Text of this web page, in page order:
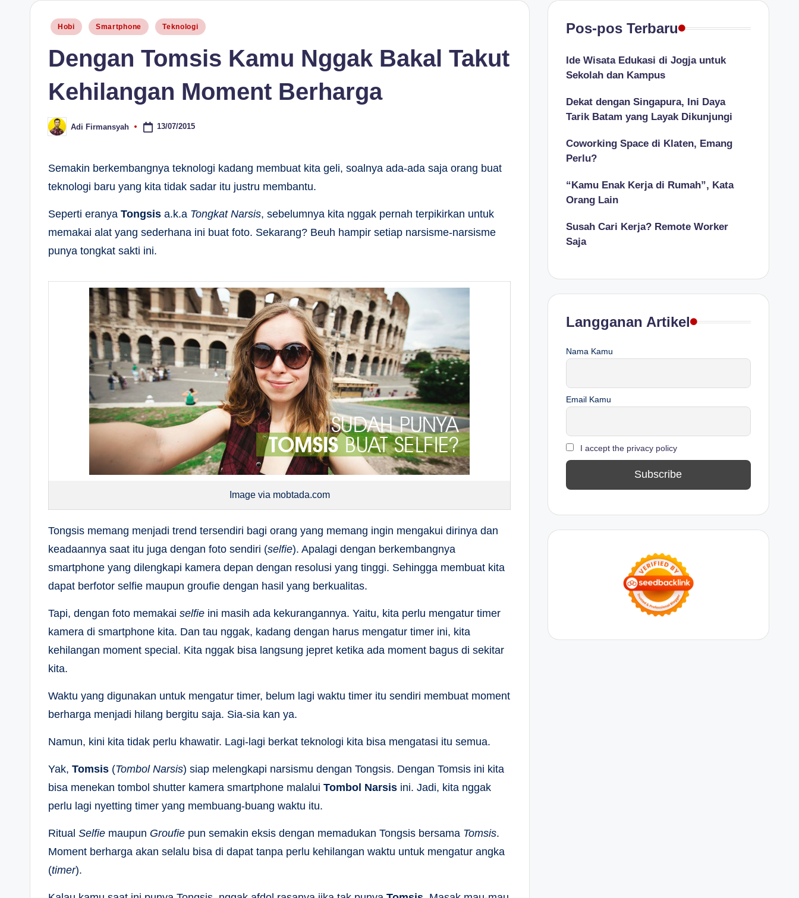
Posted
Hobi Smartphone Teknologi
Dengan Tomsis Kamu Nggak Bakal Takut
Kehilangan Moment Berharga
Posted
by
Adi Firmansyah 13/07/2015
Semakin berkembangnya teknologi kadang membuat kita geli, soalnya ada-ada saja orang buat
teknologi baru yang kita tidak sadar itu justru membantu.
Seperti eranya Tongsis a.k.a Tongkat Narsis, sebelumnya kita nggak pernah terpikirkan untuk
memakai alat yang sederhana ini buat foto. Sekarang? Beuh hampir setiap narsisme-narsisme
punya tongkat sakti ini.
Image via mobtada.com
Tongsis memang menjadi trend tersendiri bagi orang yang memang ingin mengakui dirinya dan
keadaannya saat itu juga dengan foto sendiri (selfie). Apalagi dengan berkembangnya
smartphone yang dilengkapi kamera depan dengan resolusi yang tinggi. Sehingga membuat kita
dapat berfotor selfie maupun groufie dengan hasil yang berkualitas.
Tapi, dengan foto memakai selfie ini masih ada kekurangannya. Yaitu, kita perlu mengatur timer
kamera di smartphone kita. Dan tau nggak, kadang dengan harus mengatur timer ini, kita
kehilangan moment special. Kita nggak bisa langsung jepret ketika ada moment bagus di sekitar
kita.
Waktu yang digunakan untuk mengatur timer, belum lagi waktu timer itu sendiri membuat moment
berharga menjadi hilang bergitu saja. Sia-sia kan ya.
Namun, kini kita tidak perlu khawatir. Lagi-lagi berkat teknologi kita bisa mengatasi itu semua.
Yak, Tomsis (Tombol Narsis) siap melengkapi narsismu dengan Tongsis. Dengan Tomsis ini kita
bisa menekan tombol shutter kamera smartphone malalui Tombol Narsis ini. Jadi, kita nggak
perlu lagi nyetting timer yang membuang-buang waktu itu.
Ritual Selfie maupun Groufie pun semakin eksis dengan memadukan Tongsis bersama Tomsis.
Moment berharga akan selalu bisa di dapat tanpa perlu kehilangan waktu untuk mengatur angka
(timer).
Pos-pos Terbaru
Ide Wisata Edukasi di Jogja untuk
Sekolah dan Kampus
Dekat dengan Singapura, Ini Daya
Tarik Batam yang Layak Dikunjungi
Coworking Space di Klaten, Emang
Perlu?
“Kamu Enak Kerja di Rumah”, Kata
Orang Lain
Susah Cari Kerja? Remote Worker
Saja
Langganan Artikel
Nama Kamu
Email Kamu
I accept the privacy policy